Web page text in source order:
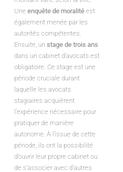
Une enquête de moralité est
également menée par les
autorités compétentes.
Ensuite, un stage de trois ans
dans un cabinet d’avocats est
obligatoire. Ce stage est une
période cruciale durant
laquelle les avocats
stagiaires acquièrent
l’expérience nécessaire pour
pratiquer de manière
autonome. À l’issue de cette
période, ils ont la possibilité
d’ouvrir leur propre cabinet ou
de s’associer avec d’autres